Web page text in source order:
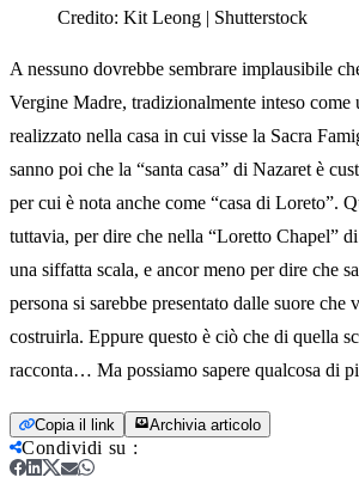
Credito: Kit Leong | Shutterstock
A nessuno dovrebbe sembrare implausibile
Vergine Madre, tradizionalmente inteso come
realizzato nella casa in cui visse la Sacra
sanno poi che la “santa casa” di Nazaret è
per cui è nota anche come “casa di Loreto”.
tuttavia, per dire che nella “Loretto Chapel”
una siffatta scala, e ancor meno per dire che
persona si sarebbe presentato dalle suore che
costruirla. Eppure questo è ciò che di quella
racconta… Ma possiamo sapere qualcosa di
Copia il link Archivia articolo
Condividi su :